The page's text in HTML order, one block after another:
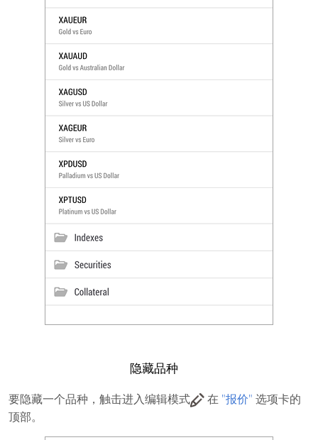
隐藏品种
要隐藏一个品种，触击进入编辑模式 在 "报价" 选项卡的
顶部。